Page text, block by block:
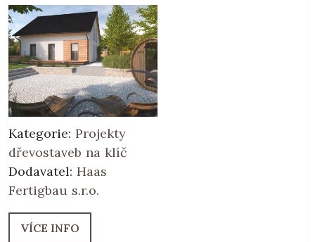
Kategorie: Projekty
dřevostaveb na klíč
Dodavatel: Haas
Fertigbau s.r.o.
VÍCE INFO